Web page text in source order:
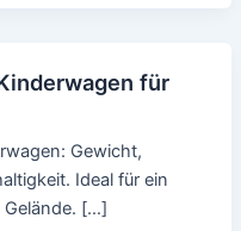
für
Gewicht,
Ideal für ein
Gelände. […]